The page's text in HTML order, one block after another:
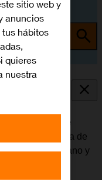
plano
todo cuando se
de la lista de
en segundo plano y
sitio web y
anuncios
hábitos
quieres
nuestra